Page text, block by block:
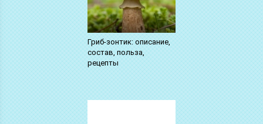
Гриб-зонтик: описание,
состав, польза,
рецепты